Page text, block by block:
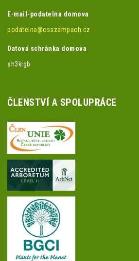
E-mail-podatelna domova
podatelna@csszampach.cz
Datová schránka domova
sh3kigb
ČLENSTVÍ A SPOLUPRÁCE